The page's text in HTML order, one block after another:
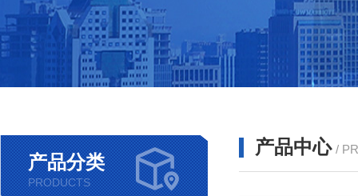
产品分类
PRODUCTS
产品中心 /